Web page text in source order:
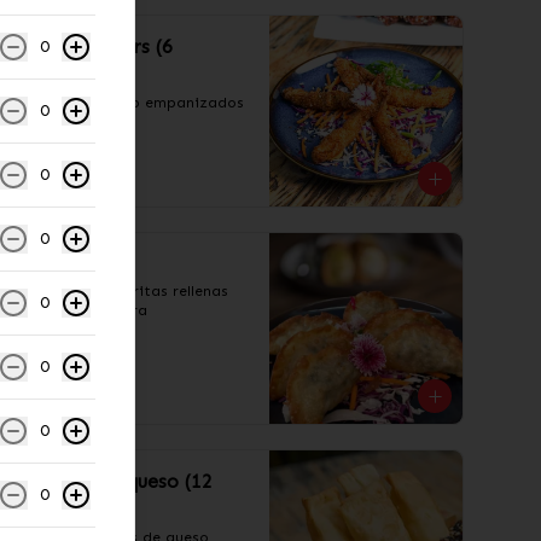
Chicken fingers (6
unidades)
Bastones de pollo empanizados
al panko.
S/ 16.00
3  empanaditas fritas rellenas
de cerdo y verdura
S/ 10.00
Tequeños de queso (12
unidades)
Tequeños rellenos de queso
0
0
0
0
0
0
0
0